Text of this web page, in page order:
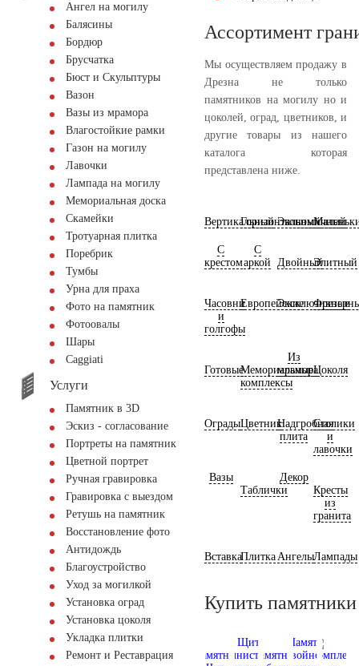
Ангел на могилу
Балясины
Бордюр
Брусчатка
Бюст и Скульптуры
Вазон
Вазы из мрамора
Влагостойкие рамки
Газон на могилу
Лавочки
Лампада на могилу
Мемориальная доска
Скамейки
Тротуарная плитка
Поребрик
Тумбы
Урна для праха
Фото на памятник
Фотоовалы
Шары
Сaggiati
Услуги
Памятник в 3D
Эскиз - согласование
Портреты на памятник
Цветной портрет
Ручная гравировка
Гравировка с выездом
Ретушь на памятник
Восстановление фото
Антидождь
Благоустройство
Уход за могилкой
Установка оград
Установка цоколя
Укладка плитки
Ремонт и Реставрация
Ассортимент
Мы осуществляем продажу в
Дрезна не только
памятников на могилу но и
цоколей, оград, цветников, и
другие товары из нашего
каталога которая
представлена ниже.
ВертикальныйГоризонтальный
Экономичный
С
крестом
С
аркой
ДвойныйЭлитный
Часовни
и
голгофы
ЕвропейскиеЭксклюзивные
ГотовыеМемориальные
комплексы
Из
мрамораЦоколя
ОградыЦветникНадгробная
плита
Столики
и
лавочки
Вазы
Таблички
Декор
Кресты
из
гранита
ВставкаПлитка АнгелыЛампады
Купить